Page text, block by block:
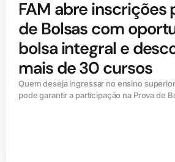
FAM abre inscrições
de Bolsas com
bolsa integral e
mais de 30 cursos
Quem deseja ingressar no ensino
pode garantir a participação na Prova de